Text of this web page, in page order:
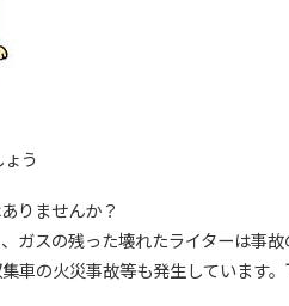
う
りませんか？
ガスの残った壊れたライターは事故
車の火災事故等も発生しています。